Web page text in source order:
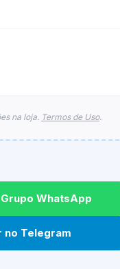
não foram
na loja. Termos de Uso.
WhatsApp
no Telegram